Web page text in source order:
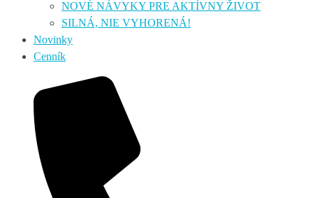
NOVÉ NÁVYKY PRE AKTÍVNY ŽIVOT
SILNÁ, NIE VYHORENÁ!
Novinky
Cenník